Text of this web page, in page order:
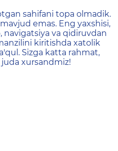
не
sahifani topa olmadik.
emas. Eng yaxshisi,
navigatsiya va qidiruvdan
kiritishda xatolik
Sizga katta rahmat,
xursandmiz!